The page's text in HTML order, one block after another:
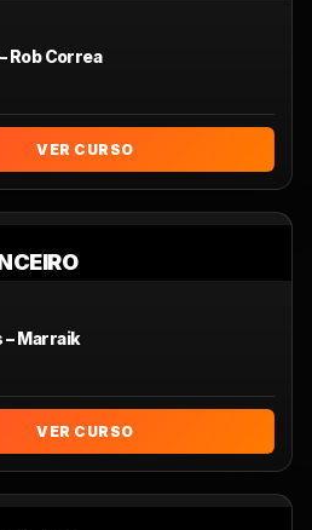
Rob Correa
VER CURSO
Marraik
VER CURSO